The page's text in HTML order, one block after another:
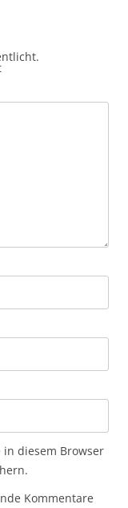
in diesem Browser
Kommentare